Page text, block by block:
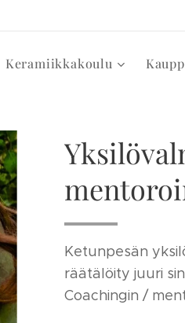
Keramiikkakoulu
Ketunpesän
räätälöity juuri
Coachingin /